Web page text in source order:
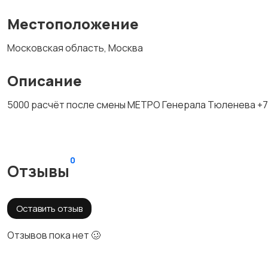
Местоположение
Московская область, Москва
Описание
5000 расчёт после смены МЕТРО Генерала Тюленева
Отзывы
0
Оставить отзыв
Отзывов пока нет 🥴